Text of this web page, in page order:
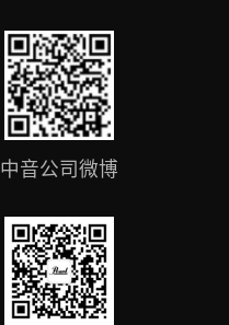
中音公司微博